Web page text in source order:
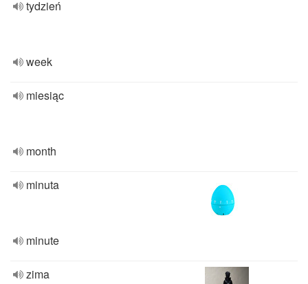
tydzień
week
miesiąc
month
minuta
minute
zima